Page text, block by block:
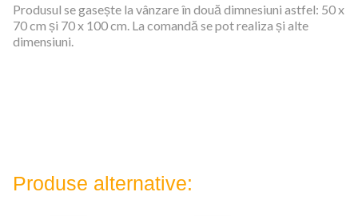
Produsul se gasește la vânzare în două dimnesiuni astfel: 50 x
70 cm și 70 x 100 cm. La comandă se pot realiza și alte
dimensiuni.
Produse alternative: